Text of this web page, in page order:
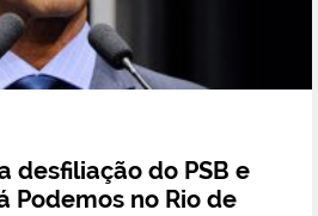
desfiliação do PSB e
Podemos no Rio de